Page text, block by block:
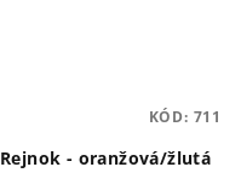
Rejnok - oranžová/žlutá
KÓD: 711